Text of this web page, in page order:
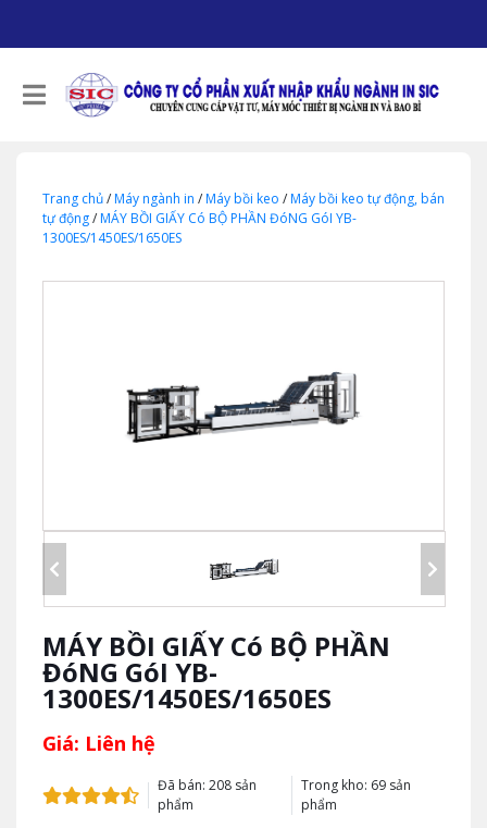
Trang chủ/Máy ngành in /Máy bồi keo /Máy bồi keo tự động, bán
tự động/MÁY BỒI GIẤY Có BỘ PHẦN ĐóNG GóI YB-
1300ES/1450ES/1650ES
MÁY BỒI GIẤY Có BỘ PHẦN
ĐóNG GóI YB-
1300ES/1450ES/1650ES
Giá: Liên hệ
Đã bán: 208 sản
phẩm
Trong kho: 69 sản
phẩm